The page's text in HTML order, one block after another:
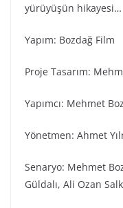
yürüyüşün hikayesi…
Yapım: Bozdağ Fi̇lm
Proje Tasarım:
Yapımcı: Mehmet
Yönetmen: Ahmet
Senaryo: Mehmet
Güldalı, Ali Ozan